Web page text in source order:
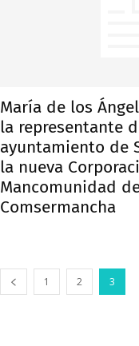
María de los
la representante
ayuntamiento de
la nueva
Mancomunidad
Comsermancha
1 2 3